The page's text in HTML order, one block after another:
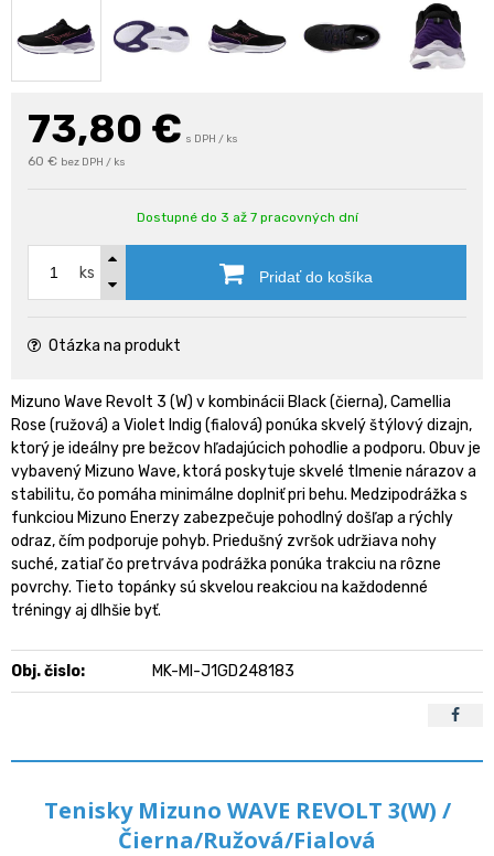
73,80 € s DPH / ks
60 € bez DPH / ks
Dostupné do 3 až 7 pracovných dní
ks Pridať do košíka
Otázka na produkt
Mizuno Wave Revolt 3 (W) v kombinácii Black (čierna), Camellia
Rose (ružová) a Violet Indig (fialová) ponúka skvelý štýlový dizajn,
ktorý je ideálny pre bežcov hľadajúcich pohodlie a podporu. Obuv je
vybavený Mizuno Wave, ktorá poskytuje skvelé tlmenie nárazov a
stabilitu, čo pomáha minimálne doplniť pri behu. Medzipodrážka s
funkciou Mizuno Enerzy zabezpečuje pohodlný došľap a rýchly
odraz, čím podporuje pohyb. Priedušný zvršok udržiava nohy
suché, zatiaľ čo pretrváva podrážka ponúka trakciu na rôzne
povrchy. Tieto topánky sú skvelou reakciou na každodenné
tréningy aj dlhšie byť.
Obj. čislo: MK-MI-J1GD248183
Tenisky Mizuno WAVE REVOLT 3(W) /
Čierna/Ružová/Fialová